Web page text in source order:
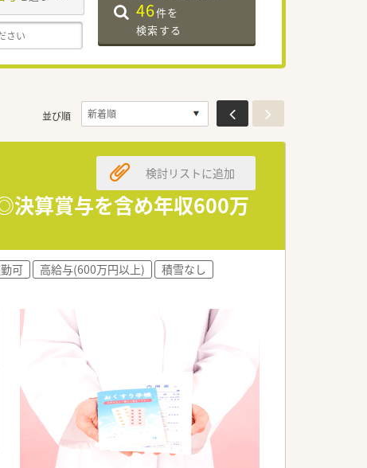
46件を
検索する
並び順
決算賞与を含め年収600万
検討リストに追加
可 高給与(600万円以上)
積雪なし